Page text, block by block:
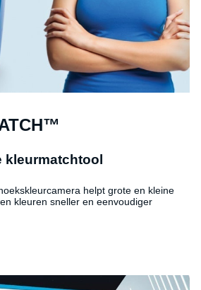
kleurmatchtool
helpt grote en kleine
kleuren sneller en eenvoudiger